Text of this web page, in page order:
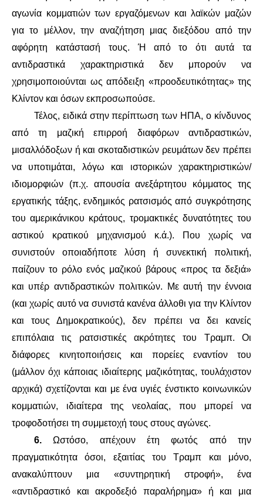
αγωνία κομματιών των εργαζόμενων και λαϊκών μαζών
για το μέλλον, την αναζήτηση μιας διεξόδου από την
αφόρητη κατάστασή τους. Ή από το ότι αυτά τα
αντιδραστικά χαρακτηριστικά δεν μπορούν να
χρησιμοποιούνται ως απόδειξη «προοδευτικότητας» της
Κλίντον και όσων εκπροσωπούσε.
Τέλος, ειδικά στην περίπτωση των ΗΠΑ, ο κίνδυνος
από τη μαζική επιρροή διαφόρων αντιδραστικών,
μισαλλόδοξων ή και σκοταδιστικών ρευμάτων δεν πρέπει
να υποτιμάται, λόγω και ιστορικών χαρακτηριστικών/
ιδιομορφιών (π.χ. απουσία ανεξάρτητου κόμματος της
εργατικής τάξης, ενδημικός ρατσισμός από συγκρότησης
του αμερικάνικου κράτους, τρομακτικές δυνατότητες του
αστικού κρατικού μηχανισμού κ.ά.). Που χωρίς να
συνιστούν οποιαδήποτε λύση ή συνεκτική πολιτική,
παίζουν το ρόλο ενός μαζικού βάρους «προς τα δεξιά»
και υπέρ αντιδραστικών πολιτικών. Με αυτή την έννοια
(και χωρίς αυτό να συνιστά κανένα άλλοθι για την Κλίντον
και τους Δημοκρατικούς), δεν πρέπει να δει κανείς
επιπόλαια τις ρατσιστικές ακρότητες του Τραμπ. Οι
διάφορες κινητοποιήσεις και πορείες εναντίον του
(μάλλον όχι κάποιας ιδιαίτερης μαζικότητας, τουλάχιστον
αρχικά) σχετίζονται και με ένα υγιές ένστικτο κοινωνικών
κομματιών, ιδιαίτερα της νεολαίας, που μπορεί να
τροφοδοτήσει τη συμμετοχή τους στους αγώνες.
6.Ωστόσο, απέχουν έτη φωτός από την
πραγματικότητα όσοι, εξαιτίας του Τραμπ και μόνο,
ανακαλύπτουν μια «συντηρητική στροφή», ένα
«αντιδραστικό και ακροδεξιό παραλήρημα» ή και μια